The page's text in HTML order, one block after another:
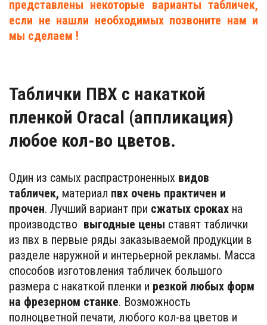
представлены некоторые варианты табличек,
если не нашли необходимых позвоните нам и
мы сделаем !
Таблички ПВХ с накаткой
пленкой Oracal (аппликация)
любое кол-во цветов.
Один из самых распрастроненных видов
табличек, материал пвх очень практичен и
прочен. Лучший вариант при сжатых сроках на
производство выгодные цены ставят таблички
из пвх в первые ряды заказываемой продукции в
разделе наружной и интерьерной рекламы. Масса
способов изготовления табличек большого
размера с накаткой пленки и резкой любых форм
на фрезерном станке. Возможность
полноцветной печати, любого кол-ва цветов и